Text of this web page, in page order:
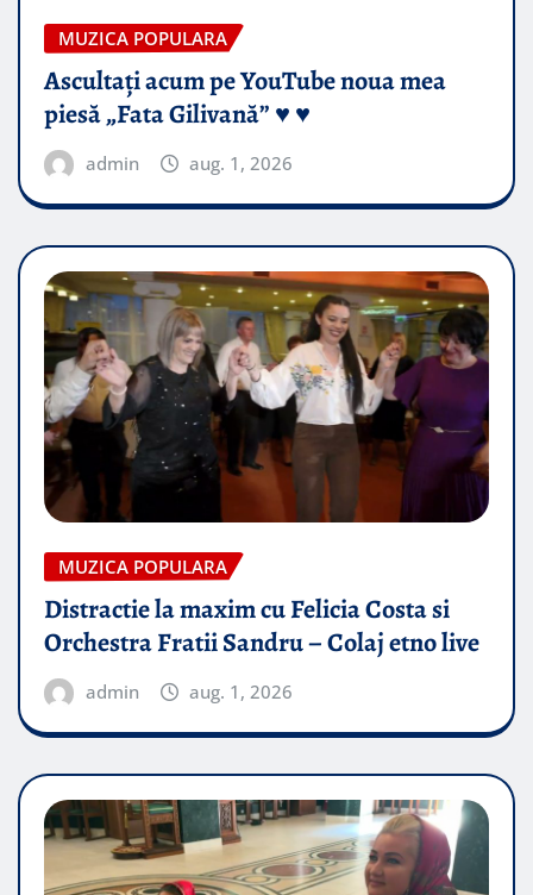
MUZICA POPULARA
Ascultați acum pe YouTube noua mea
piesă „Fata Gilivană” ♥️ ♥️
admin aug. 1, 2026
MUZICA POPULARA
Distractie la maxim cu Felicia Costa si
Orchestra Fratii Sandru – Colaj etno live
admin aug. 1, 2026